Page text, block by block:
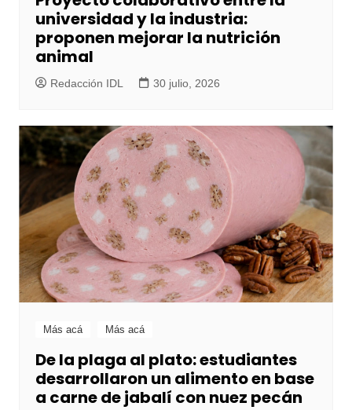
universidad y la industria:
proponen mejorar la nutrición
animal
Redacción IDL 30 julio, 2026
Más acá Más acá
De la plaga al plato: estudiantes
desarrollaron un alimento en base
a carne de jabalí con nuez pecán